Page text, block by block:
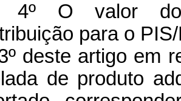
4º O valor
para o
deste artigo em
de produto